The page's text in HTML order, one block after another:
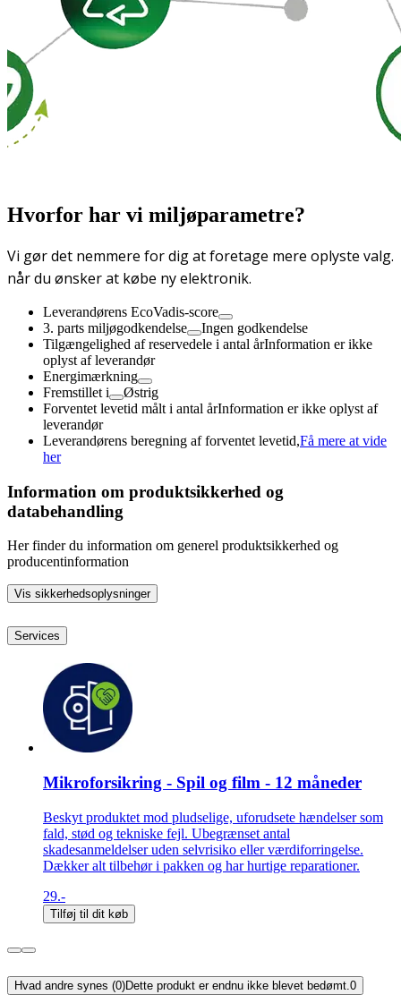
Hvorfor har vi miljøparametre?
Vi gør det nemmere for dig at foretage mere oplyste valg.
når du ønsker at købe ny elektronik.
Leverandørens EcoVadis-score
3. parts miljøgodkendelse
Ingen godkendelse
Tilgængelighed af reservedele i antal årInformation er ikke
oplyst af leverandør
Energimærkning
Fremstillet i
Østrig
Forventet levetid målt i antal årInformation er ikke oplyst af
leverandør
Leverandørens beregning af forventet levetid,Få mere at vide
her
Information om produktsikkerhed og
databehandling
Her finder du information om generel produktsikkerhed og
producentinformation
Vis sikkerhedsoplysninger
Services
Mikroforsikring - Spil og film - 12 måneder
Beskyt produktet mod pludselige, uforudsete hændelser som
fald, stød og tekniske fejl. Ubegrænset antal
skadesanmeldelser uden selvrisiko eller værdiforringelse.
Dækker alt tilbehør i pakken og har hurtige reparationer.
29.-
Tilføj til dit køb
Hvad andre synes (0)Dette produkt er endnu ikke blevet bedømt.0